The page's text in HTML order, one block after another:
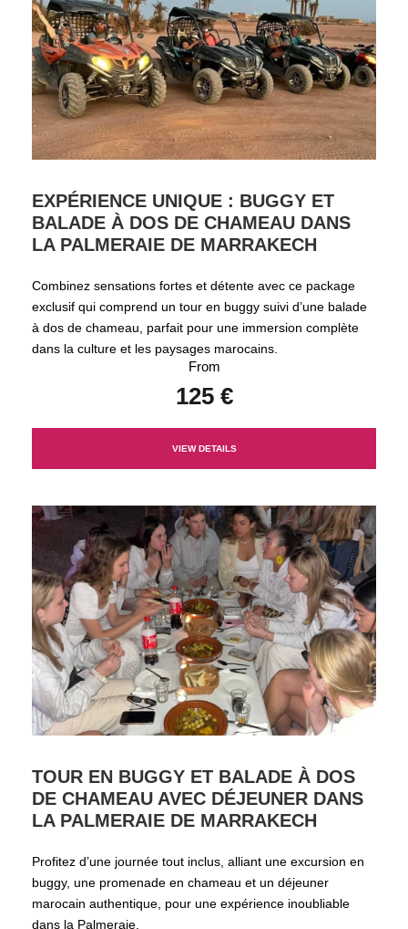
EXPÉRIENCE UNIQUE : BUGGY ET
BALADE À DOS DE CHAMEAU DANS
LA PALMERAIE DE MARRAKECH
Combinez sensations fortes et détente avec ce package
exclusif qui comprend un tour en buggy suivi d’une balade
à dos de chameau, parfait pour une immersion complète
dans la culture et les paysages marocains.
From
125 €
VIEW DETAILS
TOUR EN BUGGY ET BALADE À DOS
DE CHAMEAU AVEC DÉJEUNER DANS
LA PALMERAIE DE MARRAKECH
Profitez d’une journée tout inclus, alliant une excursion en
buggy, une promenade en chameau et un déjeuner
marocain authentique, pour une expérience inoubliable
dans la Palmeraie.